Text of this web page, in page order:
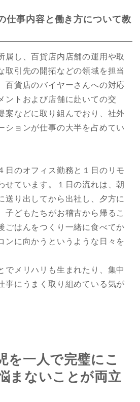
仕事内容と働き方について教
属し、百貨店内店舗の運用や取
取引先の開拓などの領域を担当
百貨店のバイヤーさんへの対応
ントおよび店舗に赴いての交
案などに取り組んでおり、社外
ションが仕事の大半を占めてい
日のオフィス勤務と１日のリモ
せています。１日の流れは、朝
送り出してから出社し、夕方に
子どもたちがお稽古から帰るこ
ごはんをつくり一緒に食べてか
ンに向かうというような日々を
でメリハリも生まれたり、集中
事にうまく取り組めている気が
を一人で完璧にこ
まないことが両立